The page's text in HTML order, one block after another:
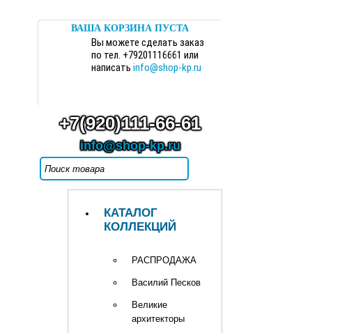
+7(920)111-66-61
info@shop-kp.ru
КАТАЛОГ
КОЛЛЕКЦИЙ
РАСПРОДАЖА
Василий Песков
Великие
архитекторы
ВАША КОРЗИНА ПУСТА
Вы можете сделать заказ
по тел. +79201116661 или
написать info@shop-kp.ru